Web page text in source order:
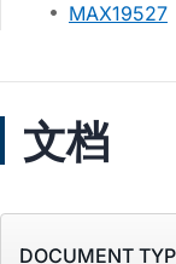
MAX19527
文档
DOCUMENT